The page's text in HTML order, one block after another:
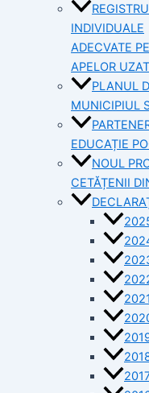
INDIVIDUALE
ADECVATE
APELOR
PLANUL
MUNICIPIUL
EDUCAȚIE
NOUL
CETĂȚENII
2021